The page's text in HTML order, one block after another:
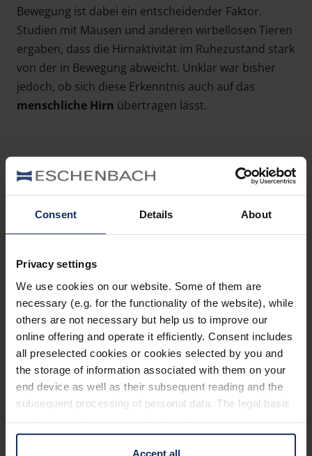
Consent Details About
Privacy settings
We use cookies on our website. Some of them are
necessary (e.g. for the functionality of the website), while
others are not necessary but help us to improve our
online offering and operate it efficiently. Consent includes
all preselected cookies or cookies selected by you and
the storage of information associated with them on your
end device as well as their subsequent reading and the
subsequent processing of personal data. The legal basis
information is Art. 25 para. 1 TDDDG and with regard to
the processing of personal data Art. 6 para. 1 lit. a
Accept all
Bewegung ist dabei ein entscheidender Faktor.
Studien mit Mäusen und anderen wirbellosen Tieren
ergaben, dass die Hirnaktivität im Ruhezustand stark
von der in Bewegung abweicht. Unklar war bisher
jedoch, ob sich diese Erkenntnis auch auf das
menschliche Hirn übertragen lässt.
Foto von Michael Morse auf Pexels
Bedeutung für unser
Sehen im Alltag
DieForschungsergebnisselassen sich auch auf
unseralltägliches Sehenübertragen: Sitzen wir
konzentriert an unserem Arbeitsplatz oder lesen
gerade ein Buch auf unserem Sofa, blendet unser
Gehirn nicht nur die Geräusche unserer Umgebung
aus, auch daszentrale Sehvermögenrückt in den
. Wir sehen also tatsächlich weniger.